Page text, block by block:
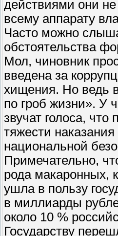
действиями они
всему аппарату
Часто можно
обстоятельства
Мол, чиновник
введена за
хищения. Но ведь
по гроб жизни». У
звучат голоса,
тяжести
национальной
Примечательно,
рода макаронных,
ушла в пользу
в миллиарды
около 10 %
Государству